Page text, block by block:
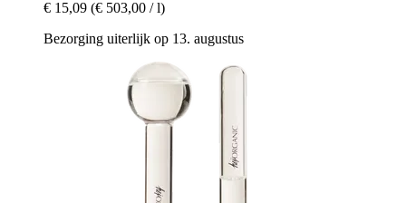
€ 15,09 (€ 503,00 / l)
Bezorging uiterlijk op 13. augustus